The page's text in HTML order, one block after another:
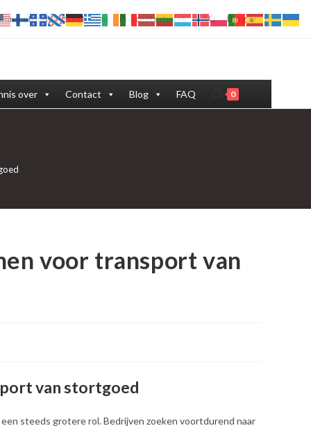
stofafzuigsystemen Procestechniek FAQ Blog
over Contact Blog FAQ 0
voor transport van
van stortgoed
steeds grotere rol. Bedrijven zoeken voortdurend naar